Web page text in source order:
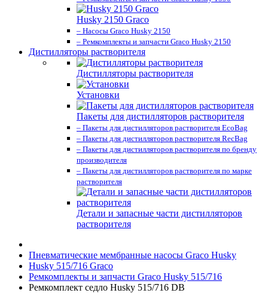
Husky 2150 Graco
– Насосы Graco Husky 2150
– Ремкомплекты и запчасти Graco Husky 2150
Дистилляторы растворителя
Дистилляторы растворителя
Установки
Пакеты для дистилляторов растворителя
– Пакеты для дистилляторов растворителя EcoBag
– Пакеты для дистилляторов растворителя RecBag
– Пакеты для дистилляторов растворителя по бренду
производителя
– Пакеты для дистилляторов растворителя по марке
растворителя
Детали и запасные части дистилляторов
растворителя
Пневматические мембранные насосы Graco Husky
Husky 515/716 Graco
Ремкомплекты и запчасти Graco Husky 515/716
Ремкомплект седло Husky 515/716 DB